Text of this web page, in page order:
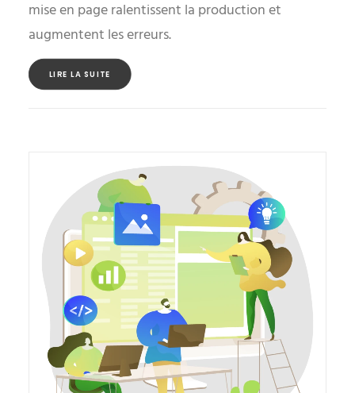
mise en page ralentissent la production et
augmentent les erreurs.
LIRE LA SUITE